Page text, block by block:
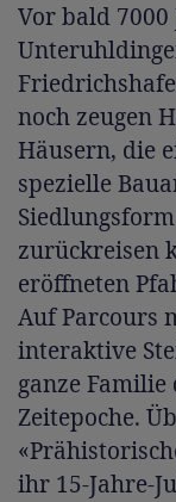
Vor bald 7000
noch zeugen
Häusern, die
spezielle
zurückreisen
eröffneten
Auf Parcours
interaktive
ganze
Zeitepoche.
ihr 15-Jahre-